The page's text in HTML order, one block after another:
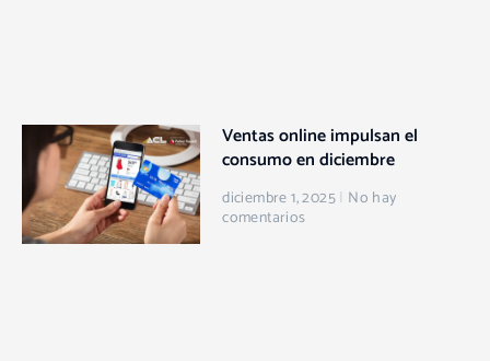
Ventas online impulsan el
consumo en diciembre
diciembre 1, 2025 No hay
comentarios